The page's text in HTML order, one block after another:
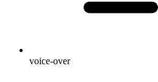
voice-over